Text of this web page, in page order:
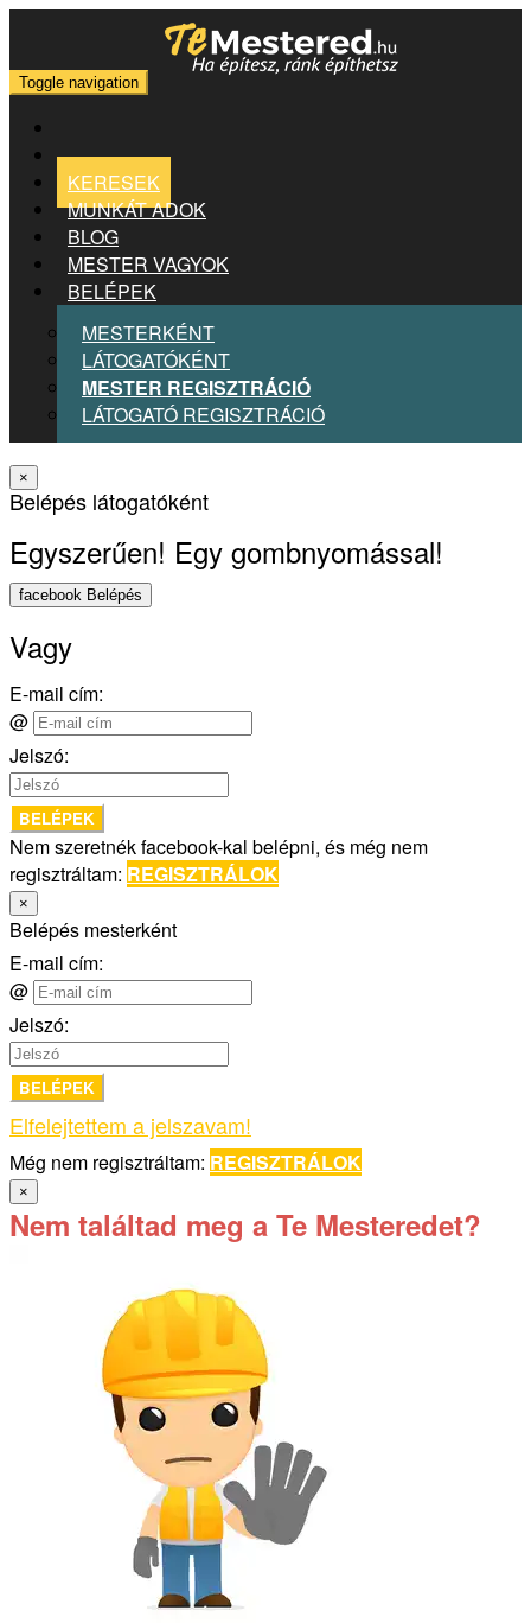
Toggle navigation
KERESEK
MUNKÁT ADOK
BLOG
MESTER VAGYOK
BELÉPEK
MESTERKÉNT
LÁTOGATÓKÉNT
MESTER REGISZTRÁCIÓ
LÁTOGATÓ REGISZTRÁCIÓ
×
Belépés látogatóként
Egyszerűen! Egy gombnyomással!
facebook Belépés
Vagy
E-mail cím:
@
Jelszó:
BELÉPEK
Nem szeretnék facebook-kal belépni, és még nem
regisztráltam: REGISZTRÁLOK
×
Belépés mesterként
E-mail cím:
@
Jelszó:
BELÉPEK
Elfelejtettem a jelszavam!
Még nem regisztráltam: REGISZTRÁLOK
×
Nem találtad meg a Te Mesteredet?